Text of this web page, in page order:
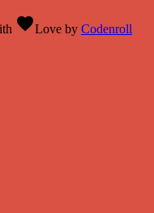
favoriteLove by Codenroll